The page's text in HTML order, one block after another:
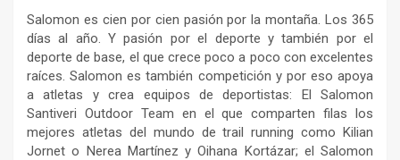
Salomon es cien por cien pasión por la montaña. Los 365
días al año. Y pasión por el deporte y también por el
deporte de base, el que crece poco a poco con excelentes
raíces. Salomon es también competición y por eso apoya
a atletas y crea equipos de deportistas: El Salomon
Santiveri Outdoor Team en el que comparten filas los
mejores atletas del mundo de trail running como Kilian
Jornet o Nerea Martínez y Oihana Kortázar; el Salomon